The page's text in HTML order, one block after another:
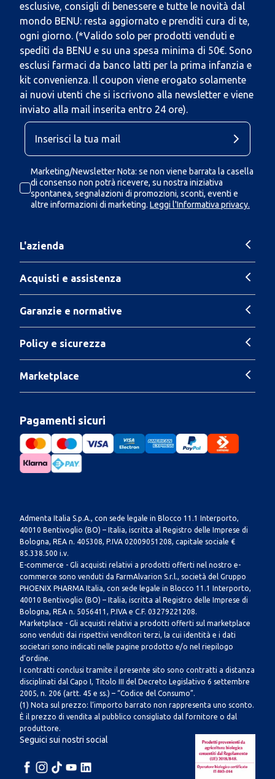
esclusive, consigli di benessere e tutte le novità dal
mondo BENU: resta aggiornato e prenditi cura di te,
ogni giorno. (*Valido solo per prodotti venduti e
spediti da BENU e su una spesa minima di 50€. Sono
esclusi farmaci da banco latti per la prima infanzia e
kit convenienza. Il coupon viene erogato solamente
ai nuovi utenti che si iscrivono alla newsletter e viene
inviato alla mail inserita entro 24 ore).
Marketing/Newsletter Nota: se non viene barrata la casella
di consenso non potrà ricevere, su nostra iniziativa
spontanea, segnalazioni di promozioni, sconti, eventi e
altre informazioni di marketing. Leggi l'Informativa privacy.
L'azienda
Acquisti e assistenza
Garanzie e normative
Policy e sicurezza
Marketplace
Pagamenti sicuri
Admenta Italia S.p.A., con sede legale in Blocco 11.1 Interporto,
40010 Bentivoglio (BO) – Italia, iscritta al Registro delle Imprese di
Bologna, REA n. 405308, P.IVA 02009051208, capitale sociale €
85.338.500 i.v.
E-commerce - Gli acquisti relativi a prodotti offerti nel nostro e-
commerce sono venduti da FarmAlvarion S.r.l., società del Gruppo
PHOENIX PHARMA Italia, con sede legale in Blocco 11.1 Interporto,
40010 Bentivoglio (BO) – Italia, iscritta al Registro delle Imprese di
Bologna, REA n. 5056411, P.IVA e C.F. 03279221208.
Marketplace - Gli acquisti relativi a prodotti offerti sul marketplace
sono venduti dai rispettivi venditori terzi, la cui identità e i dati
societari sono indicati nelle pagine prodotto e/o nel riepilogo
d’ordine.
I contratti conclusi tramite il presente sito sono contratti a distanza
disciplinati dal Capo I, Titolo III del Decreto Legislativo 6 settembre
2005, n. 206 (artt. 45 e ss.) – “Codice del Consumo”.
(1) Nota sul prezzo: l’importo barrato non rappresenta uno sconto.
È il prezzo di vendita al pubblico consigliato dal fornitore o dal
produttore.
Seguici sui nostri social